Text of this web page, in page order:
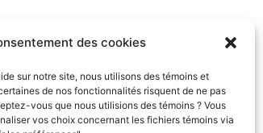
des cookies
sur notre site, nous utilisons des témoins et
de nos fonctionnalités risquent de ne pas
vous que nous utilisions des témoins ? Vous
vos choix concernant les fichiers témoins via